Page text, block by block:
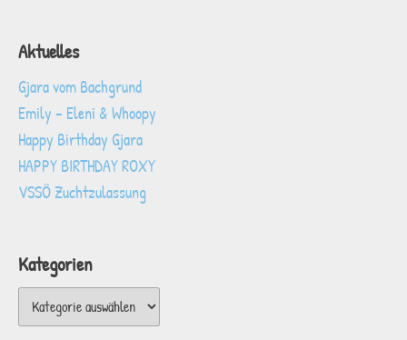
Aktuelles
Gjara vom Bachgrund
Emily – Eleni & Whoopy
Happy Birthday Gjara
HAPPY BIRTHDAY ROXY
VSSÖ Zuchtzulassung
Kategorien
Kategorien